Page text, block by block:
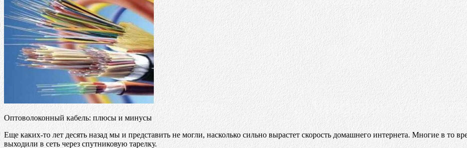
Оптоволоконный кабель: плюсы и минусы
Еще каких-то лет десять назад мы и представить не могли, насколько сильно вырастет скорость домашнего интернета. Многие в то
выходили в сеть через спутниковую тарелку.